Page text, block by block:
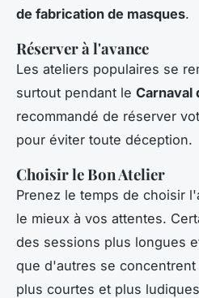
de fabrication de masques.
Réserver à l'avance
Les ateliers populaires se
surtout pendant le Carnaval
recommandé de réserver
pour éviter toute déception.
Choisir le Bon Atelier
Prenez le temps de choisir
le mieux à vos attentes.
des sessions plus longues
que d'autres se
plus courtes et plus